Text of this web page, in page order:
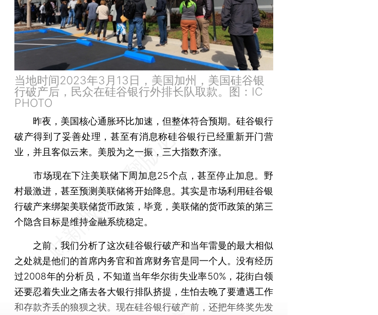
当地时间2023年3月13日，美国加州，美国硅谷银
行破产后，民众在硅谷银行外排长队取款。图：IC
PHOTO
昨夜，美国核心通胀环比加速，但整体符合预期。硅谷银行
破产得到了妥善处理，甚至有消息称硅谷银行已经重新开门营
业，并且客似云来。美股为之一振，三大指数齐涨。
市场现在下注美联储下周加息25个点，甚至停止加息。野
村最激进，甚至预测美联储将开始降息。其实是市场利用硅谷银
行破产来绑架美联储货币政策，毕竟，美联储的货币政策的第三
个隐含目标是维持金融系统稳定。
之前，我们分析了这次硅谷银行破产和当年雷曼的最大相似
之处就是他们的首席内务官和首席财务官是同一个人。没有经历
过2008年的分析员，不知道当年华尔街失业率50%，花街白领
还要忍着失业之痛去各大银行排队挤提，生怕去晚了要遭遇工作
和存款齐丢的狼狈之状。现在硅谷银行破产前，还把年终奖先发